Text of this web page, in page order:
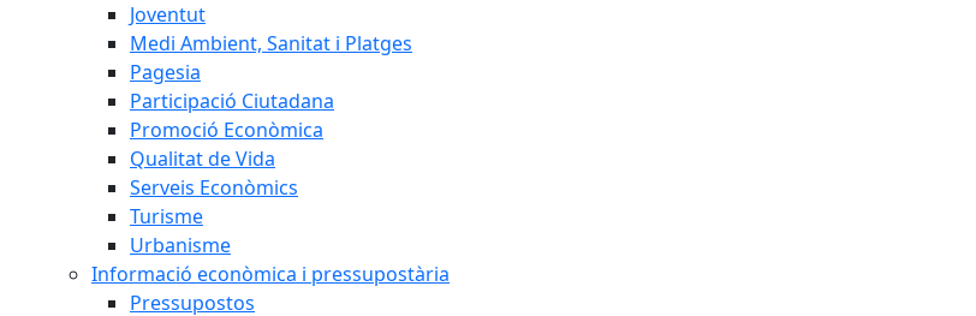
Joventut
Medi Ambient, Sanitat i Platges
Pagesia
Participació Ciutadana
Promoció Econòmica
Qualitat de Vida
Serveis Econòmics
Turisme
Urbanisme
Informació econòmica i pressupostària
Pressupostos